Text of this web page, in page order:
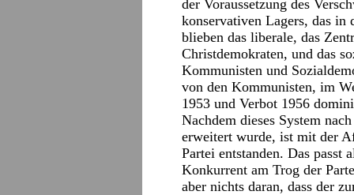
der Voraussetzung des
konservativen Lagers, das in
blieben das liberale, das
Christdemokraten, und das
Kommunisten und
von den Kommunisten, im
1953 und Verbot 1956
Nachdem dieses System
erweitert wurde, ist mit der
Partei entstanden. Das passt
Konkurrent am Trog der
aber nichts daran, dass der